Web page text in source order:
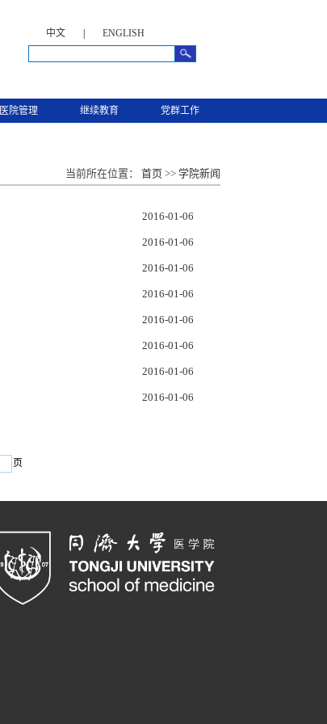
中文 ENGLISH
医院管理 继续教育 党群工作
当前所在位置： 首页 >> 学院新闻
2016-01-06
2016-01-06
2016-01-06
2016-01-06
2016-01-06
2016-01-06
2016-01-06
2016-01-06
页